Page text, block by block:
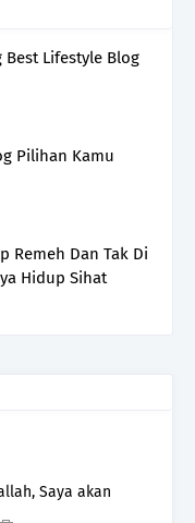
Lifestyle Blog
Pilihan Kamu
Remeh Dan Tak Di
Hidup Sihat
Saya akan